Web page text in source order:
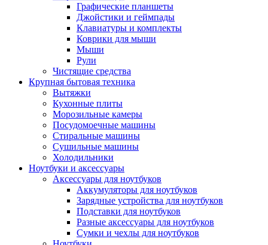
Графические планшеты
Джойстики и геймпады
Клавиатуры и комплекты
Коврики для мыши
Мыши
Рули
Чистящие средства
Крупная бытовая техника
Вытяжки
Кухонные плиты
Морозильные камеры
Посудомоечные машины
Стиральные машины
Сушильные машины
Холодильники
Ноутбуки и аксессуары
Аксессуары для ноутбуков
Аккумуляторы для ноутбуков
Зарядные устройства для ноутбуков
Подставки для ноутбуков
Разные аксессуары для ноутбуков
Сумки и чехлы для ноутбуков